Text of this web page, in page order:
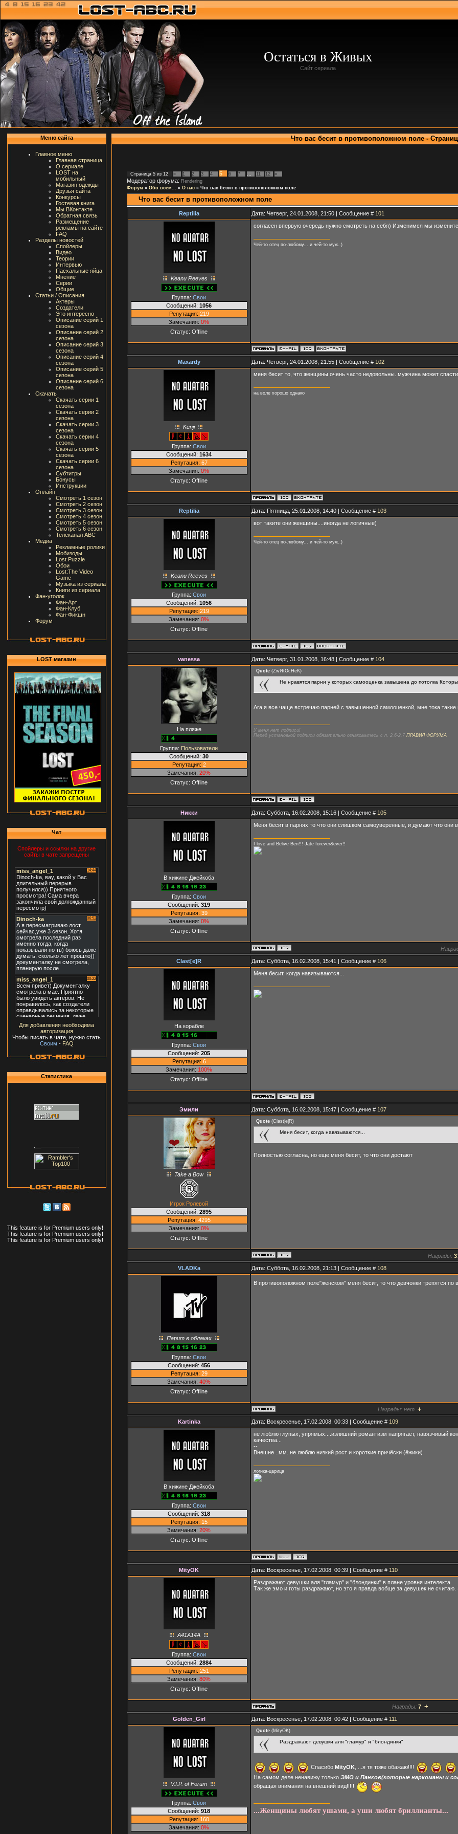
Остаться в Живых
Сайт сериала
Меню сайта
Главное меню
Главная страница
О сериале
LOST на
мобильный
Магазин одежды
Друзья сайта
Конкурсы
Гостевая книга
Мы ВКонтакте
Обратная связь
Размещение
рекламы на сайте
FAQ
Разделы новостей
Спойлеры
Видео
Теории
Интервью
Пасхальные яйца
Мнение
Серии
Общие
Статьи / Описания
Актеры
Создатели
Это интересно
Описание серий 1
сезона
Описание серий 2
сезона
Описание серий 3
сезона
Описание серий 4
сезона
Описание серий 5
сезона
Описание серий 6
сезона
Скачать
Скачать серии 1
сезона
Скачать серии 2
сезона
Скачать серии 3
сезона
Скачать серии 4
сезона
Скачать серии 5
сезона
Скачать серии 6
сезона
Субтитры
Бонусы
Инструкции
Онлайн
Смотреть 1 сезон
Смотреть 2 сезон
Смотреть 3 сезон
Смотреть 4 сезон
Смотреть 5 сезон
Смотреть 6 сезон
Телеканал ABC
Медиа
Рекламные ролики
Мобизоды
Lost Puzzle
Обои
Lost:The Video
Game
Музыка из сериала
Книги из сериала
Фан-уголок
Фан-Арт
Фан-Клуб
Фан-Фикшн
Форум
LOST магазин
Чат
Спойлеры и ссылки на другие
сайты в чате запрещены
Для добавления необходима
авторизация
Чтобы писать в чате, нужно стать
Своим - FAQ
Статистика
This feature is for Premium users only!
This feature is for Premium users only!
This feature is for Premium users only!
Что вас бесит в противоположном поле -
Страница 5из 12 « 1 2 3 4 5 6 7 11 12 »
Модератор форума: Rendering
Форум » Обо всём... » О нас » Что вас бесит в противоположном поле
Что вас бесит в противоположном поле
Reptilia Дата: Четверг, 24.01.2008, 21:50 | Сообщение # 101
Keanu Reeves
Группа: Свои
Сообщений: 1056
Репутация: 219
Замечания: 0%
Статус: Offline
согласен впервую очередь нужно смотреть на себя) Изменимся мы
Чей-то отец по-любому... и чей-то муж..)
Maxardy Дата: Четверг, 24.01.2008, 21:55 | Сообщение # 102
Kenji
Группа: Свои
Сообщений: 1634
Репутация: 67
Замечания: 0%
Статус: Offline
меня бесит то, что женщины очень часто недовольны. мужчина может спасти
на воле хорошо однако
Reptilia Дата: Пятница, 25.01.2008, 14:40 | Сообщение # 103
Keanu Reeves
Группа: Свои
Сообщений: 1056
Репутация: 219
Замечания: 0%
Статус: Offline
вот таките они женщины....иногда не логичные)
Чей-то отец по-любому... и чей-то муж..)
vanessa Дата: Четверг, 31.01.2008, 16:48 | Сообщение # 104
На пляже
Группа: Пользователи
Сообщений: 30
Репутация: 2
Замечания: 20%
Статус: Offline
Quote(ZwЯtOcHeK)
Не нравятся парни у которых самооценка завышена до потолка
Ага я все чаще встречаю парней с завышенной самооценкой, мне тока такие
У меня нет подписи!
Перед установкой подписи обязательно ознакомьтесь с п. 2.6-2.7 ПРАВИЛ ФОРУМА
Никки Дата: Суббота, 16.02.2008, 15:16 | Сообщение # 105
В хижине Джейкоба
Группа: Свои
Сообщений: 319
Репутация: 39
Замечания: 0%
Статус: Offline
Меня бесит в парнях то что они слишком самоуверенные, и думают что они
I love and Belive Ben!!! Jate forever&ever!!
Clast[e]R Дата: Суббота, 16.02.2008, 15:41 | Сообщение # 106
На корабле
Группа: Свои
Сообщений: 205
Репутация: 6
Замечания: 100%
Статус: Offline
Меня бесит, когда навязываются...
Эмили Дата: Суббота, 16.02.2008, 15:47 | Сообщение # 107
Take a Bow
Игрок Ролевой
Сообщений: 2895
Репутация: 4295
Замечания: 0%
Статус: Offline
Quote(Clast|e|R)
Меня бесит, когда навязываются...
Полностью согласна, но еще меня бесит, то что они достают
Награды:
VLADKa Дата: Суббота, 16.02.2008, 21:13 | Сообщение # 108
Парит в облаках
Группа: Свои
Сообщений: 456
Репутация: 29
Замечания: 40%
Статус: Offline
В противоположном поле"женском" меня бесит, то что девчонки трепятся по
Награды: нет +
Kartinka Дата: Воскресенье, 17.02.2008, 00:33 | Сообщение # 109
В хижине Джейкоба
Группа: Свои
Сообщений: 318
Репутация: 15
Замечания: 20%
Статус: Offline
не люблю глупых, упрямых....излишний романтизм напрягает, навязчивый
качества...
--
Внешне ..мм..не люблю низкий рост и короткие причёски (ёжики)
логика-царица
MityOK Дата: Воскресенье, 17.02.2008, 00:39 | Сообщение # 110
A41A14A
Группа: Свои
Сообщений: 2884
Репутация: 251
Замечания: 80%
Статус: Offline
Раздражают девушки аля "гламур" и "блондинки" в плане уровня интелекта.
Так же эмо и готы раздражают, но это я правда вобще за девушек не считаю.
Награды: 7 +
Golden_Girl Дата: Воскресенье, 17.02.2008, 00:42 | Сообщение # 111
V.I.P. of Forum
Группа: Свои
Сообщений: 918
Репутация: 160
Замечания: 0%
Quote(MityOK)
Раздражают девушки аля "гламур" и "блондинки"
Спасибо MityOK, ...я тя тоже обажаю!!!!
На самом деле ненавижу только ЭМО и Панков(которые наркоманы и
обращая внимания на внешний вид!!!!!
...Женщины любят ушами, а уши любят бриллианты...